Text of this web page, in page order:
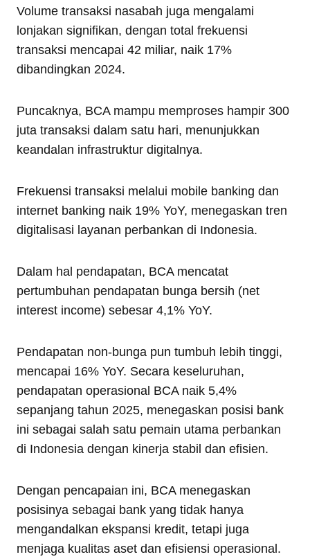
Volume transaksi nasabah juga mengalami
lonjakan signifikan, dengan total frekuensi
transaksi mencapai 42 miliar, naik 17%
dibandingkan 2024.
Puncaknya, BCA mampu memproses hampir 300
juta transaksi dalam satu hari, menunjukkan
keandalan infrastruktur digitalnya.
Frekuensi transaksi melalui mobile banking dan
internet banking naik 19% YoY, menegaskan tren
digitalisasi layanan perbankan di Indonesia.
Dalam hal pendapatan, BCA mencatat
pertumbuhan pendapatan bunga bersih (net
interest income) sebesar 4,1% YoY.
Pendapatan non-bunga pun tumbuh lebih tinggi,
mencapai 16% YoY. Secara keseluruhan,
pendapatan operasional BCA naik 5,4%
sepanjang tahun 2025, menegaskan posisi bank
ini sebagai salah satu pemain utama perbankan
di Indonesia dengan kinerja stabil dan efisien.
Dengan pencapaian ini, BCA menegaskan
posisinya sebagai bank yang tidak hanya
mengandalkan ekspansi kredit, tetapi juga
menjaga kualitas aset dan efisiensi operasional.